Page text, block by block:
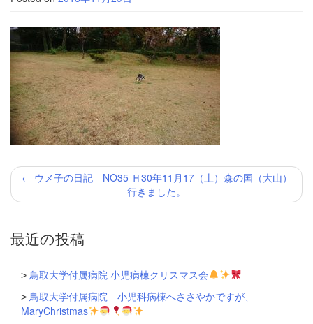
投
ナ
ー
シ
ン
← ウメ子の日記 NO35 Ｈ30年11月17（土）森の国（大山）
行きました。
最近の投稿
鳥取大学付属病院 小児病棟クリスマス会
鳥取大学付属病院 小児科病棟へささやかですが、
MaryChristmas